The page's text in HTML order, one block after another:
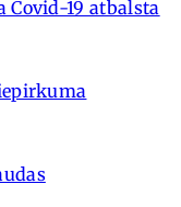
19 atbalsta